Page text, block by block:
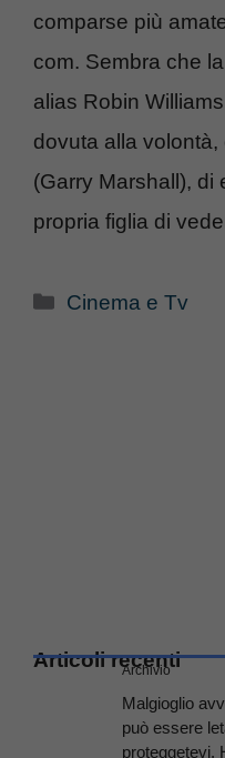
comparse più
com. Sembra che
alias Robin
dovuta alla
(Garry Marshall), di
propria figlia di
Categorie
Cinema e Tv
Articoli recenti
Archivio
Malgioglio
può essere
proteggetevi.